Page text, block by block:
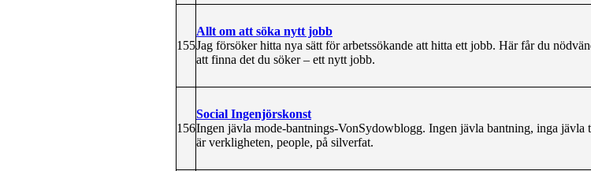
155
Allt om att söka nytt jobb
Jag försöker hitta nya sätt för arbetssökande att hitta ett jobb. Här får du
att finna det du söker – ett nytt jobb.
156
Social Ingenjörskonst
Ingen jävla mode-bantnings-VonSydowblogg. Ingen jävla bantning, inga jävla
är verkligheten, people, på silverfat.